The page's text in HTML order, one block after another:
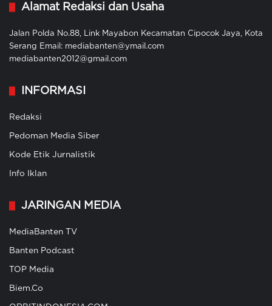
Alamat Redaksi dan Usaha
Jalan Polda No.88, Link Mayabon Kecamatan Cipocok Jaya, Kota
Serang Email: mediabanten@ymail.com
mediabanten2012@gmail.com
INFORMASI
Redaksi
Pedoman Media Siber
Kode Etik Jurnalistik
Info Iklan
JARINGAN MEDIA
MediaBanten TV
Banten Podcast
TOP Media
Biem.Co